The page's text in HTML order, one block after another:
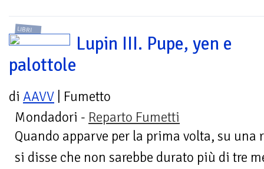
LIBRI
Lupin III. Pupe, yen e
palottole
di AAVV | Fumetto
Mondadori - Reparto Fumetti
Quando apparve per la prima volta, su
si disse che non sarebbe durato più di tre